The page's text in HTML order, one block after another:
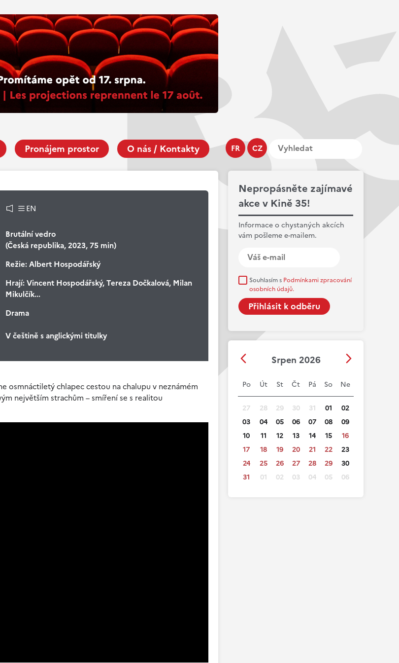
FR CZ
Pronájem prostor O nás / Kontakty
Nepropásněte zajímavé
akce v Kině 35!
Informace o chystaných akcích
vám pošleme e-mailem.
Souhlasím s Podmínkami zpracování
osobních údajů.
Srpen 2026
Po Út St Čt Pá So Ne
27 28 29 30 31 01
02
03
04 05 06 07 08
09
10
11 12 13 14 15
16
17
18 19 20 21 22
23
24
25 26 27 28 29
30
31
01 02 03 04 05 06
EN
Brutální vedro
(Česká republika, 2023, 75 min)
Režie:Albert Hospodářský
Hrají:Vincent Hospodářský, Tereza Dočkalová, Milan
Mikulčík...
Drama
V češtině s anglickými titulky
osmnáctiletý chlapec cestou na chalupu v neznámém
největším strachům – smíření se s realitou